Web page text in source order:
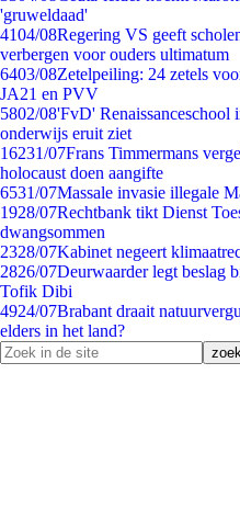
'gruweldaad'
4104/08Regering VS geeft
verbergen voor ouders ultimatum
6403/08Zetelpeiling: 24 zetels
JA21 en PVV
5802/08'FvD' Renaissanceschool
onderwijs eruit ziet
16231/07Frans Timmermans
holocaust doen aangifte
6531/07Massale invasie illegale
1928/07Rechtbank tikt Dienst
dwangsommen
2328/07Kabinet negeert
2826/07Deurwaarder legt beslag
Tofik Dibi
4924/07Brabant draait
elders in het land?